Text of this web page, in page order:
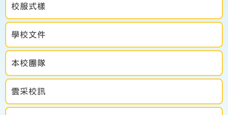
校服式樣
學校文件
本校團隊
雲采校訊